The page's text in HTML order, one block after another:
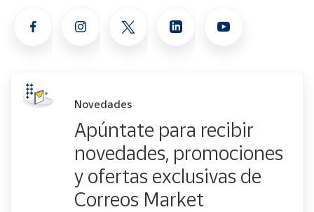
Novedades
Apúntate para recibir
novedades, promociones
y ofertas exclusivas de
Correos Market